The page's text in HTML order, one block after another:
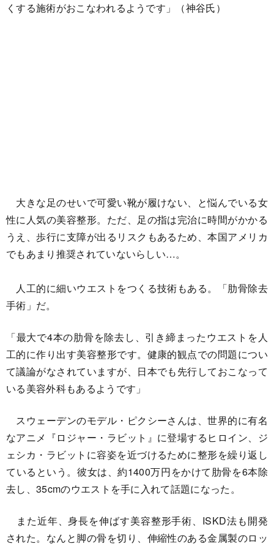
くする施術がおこなわれるようです」（神谷氏）
大きな足のせいで可愛い靴が履けない、と悩んでいる女
性に人気の美容整形。ただ、足の指は完治に時間がかかる
うえ、歩行に支障が出るリスクもあるため、本国アメリカ
でもあまり推奨されていないらしい…。
人工的に細いウエストをつくる技術もある。「肋骨除去
手術」だ。
「最大で4本の肋骨を除去し、引き締まったウエストを人
工的に作り出す美容整形です。健康的観点での問題につい
て議論がなされていますが、日本でも先行しておこなって
いる美容外科もあるようです」
スウェーデンのモデル・ピクシーさんは、世界的に有名
なアニメ『ロジャー・ラビット』に登場するヒロイン、ジ
ェシカ・ラビットに容姿を近づけるために整形を繰り返し
ているという。彼女は、約1400万円をかけて肋骨を6本除
去し、35cmのウエストを手に入れて話題になった。
また近年、身長を伸ばす美容整形手術、ISKD法も開発
された。なんと脚の骨を切り、伸縮性のある金属製のロッ